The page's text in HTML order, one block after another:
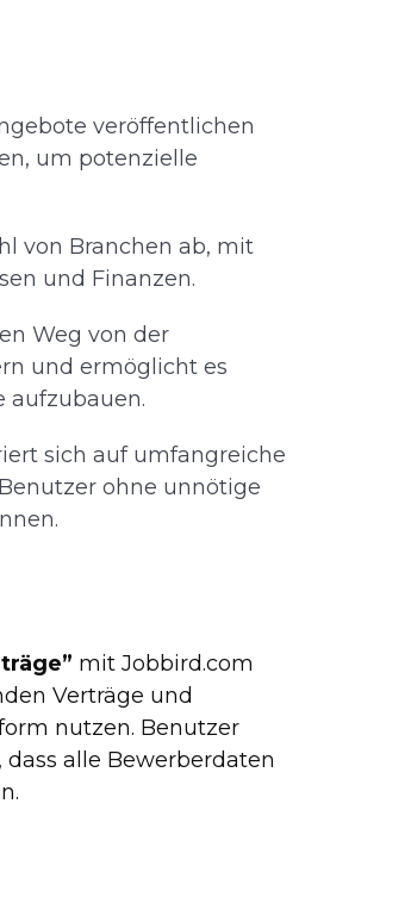
veröffentlichen
um potenzielle
von Branchen ab, mit
und Finanzen.
Weg von der
und ermöglicht es
aufzubauen.
sich auf umfangreiche
ohne unnötige
mit Jobbird.com
Verträge und
nutzen. Benutzer
alle Bewerberdaten